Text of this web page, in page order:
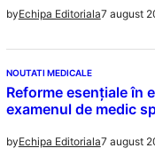
byEchipa Editoriala7 august
NOUTATI MEDICALE
Reforme esențiale în
examenul de medic
byEchipa Editoriala7 august